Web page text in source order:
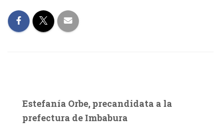
Estefanía Orbe, precandidata a la
prefectura de Imbabura